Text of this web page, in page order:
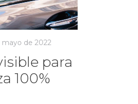
mayo de 2022
para
100%